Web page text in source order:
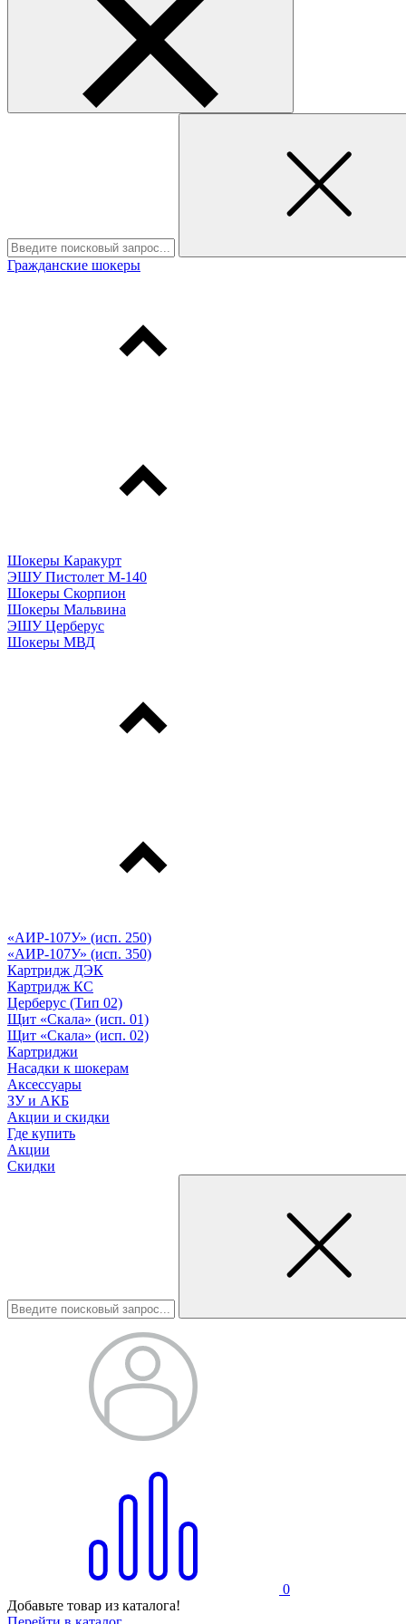
Гражданские шокеры
Шокеры Каракурт
ЭШУ Пистолет М-140
Шокеры Скорпион
Шокеры Мальвина
ЭШУ Церберус
Шокеры МВД
«АИР-107У» (исп. 250)
«АИР-107У» (исп. 350)
Картридж ДЭК
Картридж КС
Церберус (Тип 02)
Щит «Скала» (исп. 01)
Щит «Скала» (исп. 02)
Картриджи
Насадки к шокерам
Аксессуары
ЗУ и АКБ
Акции и скидки
Где купить
Акции
Скидки
0
Добавьте товар из каталога!